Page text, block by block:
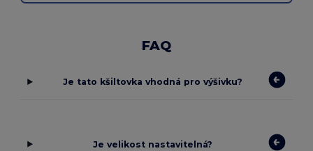
FAQ
Je tato kšiltovka vhodná pro výšivku?
Je velikost nastavitelná?